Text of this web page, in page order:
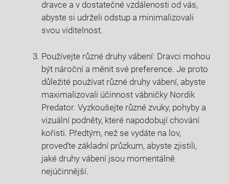
dravce a v dostatečné vzdálenosti od vás,
abyste si udrželi odstup a minimalizovali
svou viditelnost.
Používejte různé druhy vábení: Dravci mohou
být nároční a měnit své preference. Je proto
důležité používat různé druhy vábení, abyste
maximalizovali účinnost vábničky Nordik
Predator. Vyzkoušejte různé zvuky, pohyby a
vizuální podněty, které napodobují chování
kořisti. Předtým, než se vydáte na lov,
proveďte základní průzkum, abyste zjistili,
jaké druhy vábení jsou momentálně
nejúčinnější.